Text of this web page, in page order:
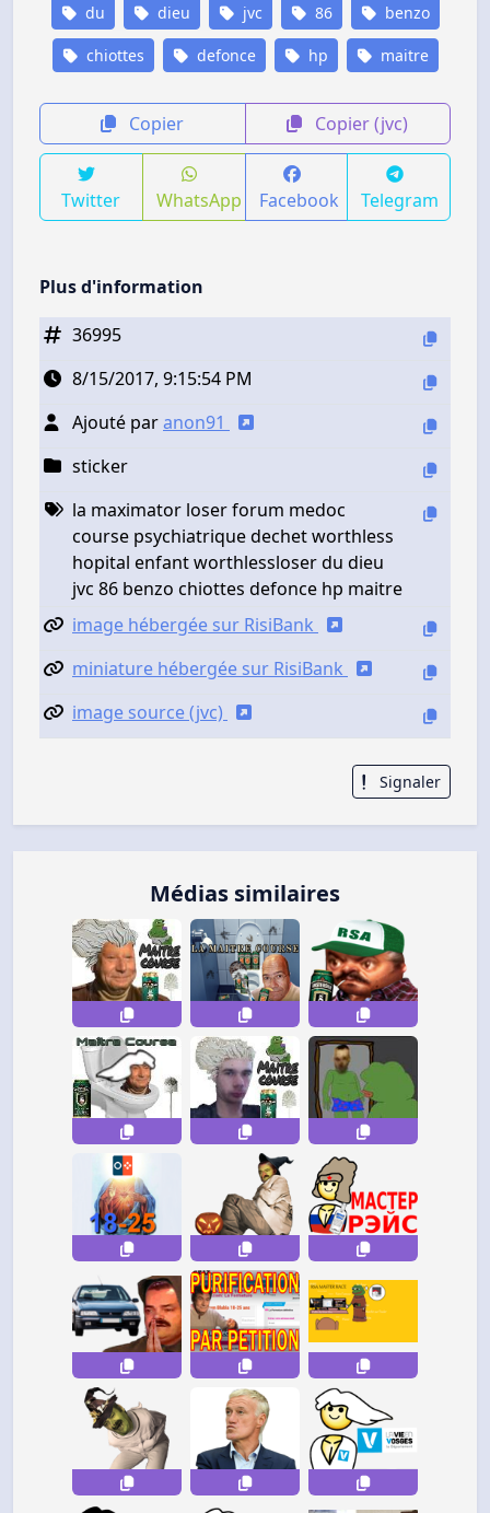
du dieu jvc 86 benzo
chiottes defonce hp maitre
Copier Copier (jvc)
Twitter WhatsApp Facebook Telegram
Plus d'information
36995
8/15/2017, 9:15:54 PM
Ajouté paranon91
sticker
la maximator loser forum medoc
course psychiatrique dechet worthless
hopital enfant worthlessloser du dieu
jvc 86 benzo chiottes defonce hp maitre
image hébergée sur RisiBank
miniature hébergée sur RisiBank
image source (jvc)
Signaler
Médias similaires